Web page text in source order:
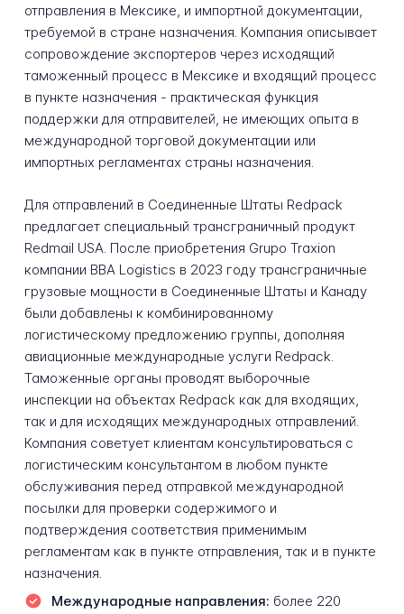
отправления в Мексике, и импортной документации,
требуемой в стране назначения. Компания описывает
сопровождение экспортеров через исходящий
таможенный процесс в Мексике и входящий процесс
в пункте назначения - практическая функция
поддержки для отправителей, не имеющих опыта в
международной торговой документации или
импортных регламентах страны назначения.
Для отправлений в Соединенные Штаты Redpack
предлагает специальный трансграничный продукт
Redmail USA. После приобретения Grupo Traxion
компании BBA Logistics в 2023 году трансграничные
грузовые мощности в Соединенные Штаты и Канаду
были добавлены к комбинированному
логистическому предложению группы, дополняя
авиационные международные услуги Redpack.
Таможенные органы проводят выборочные
инспекции на объектах Redpack как для входящих,
так и для исходящих международных отправлений.
Компания советует клиентам консультироваться с
логистическим консультантом в любом пункте
обслуживания перед отправкой международной
посылки для проверки содержимого и
подтверждения соответствия применимым
регламентам как в пункте отправления, так и в пункте
назначения.
Международные направления: более 220